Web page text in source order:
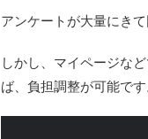
アンケートが大量にき
しかし、マイページな
ば、負担調整が可能です